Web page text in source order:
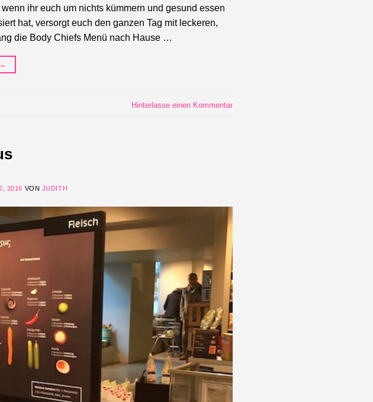
ihr euch um nichts kümmern und gesund essen
hat, versorgt euch den ganzen Tag mit leckeren,
die Body Chiefs Menü nach Hause …
→
Hinterlasse einen Kommentar
2016 VON JUDITH